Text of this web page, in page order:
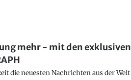
mehr - mit den exklusiven
die neuesten Nachrichten aus der Welt